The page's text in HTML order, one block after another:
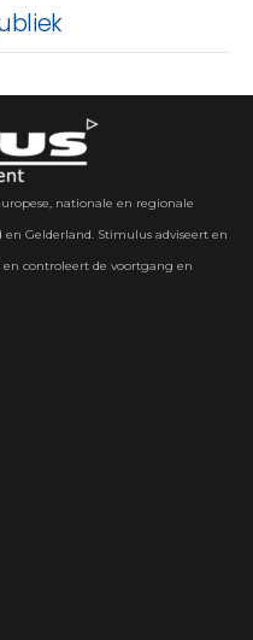
nationale en regionale
Gelderland. Stimulus adviseert en
controleert de voortgang en